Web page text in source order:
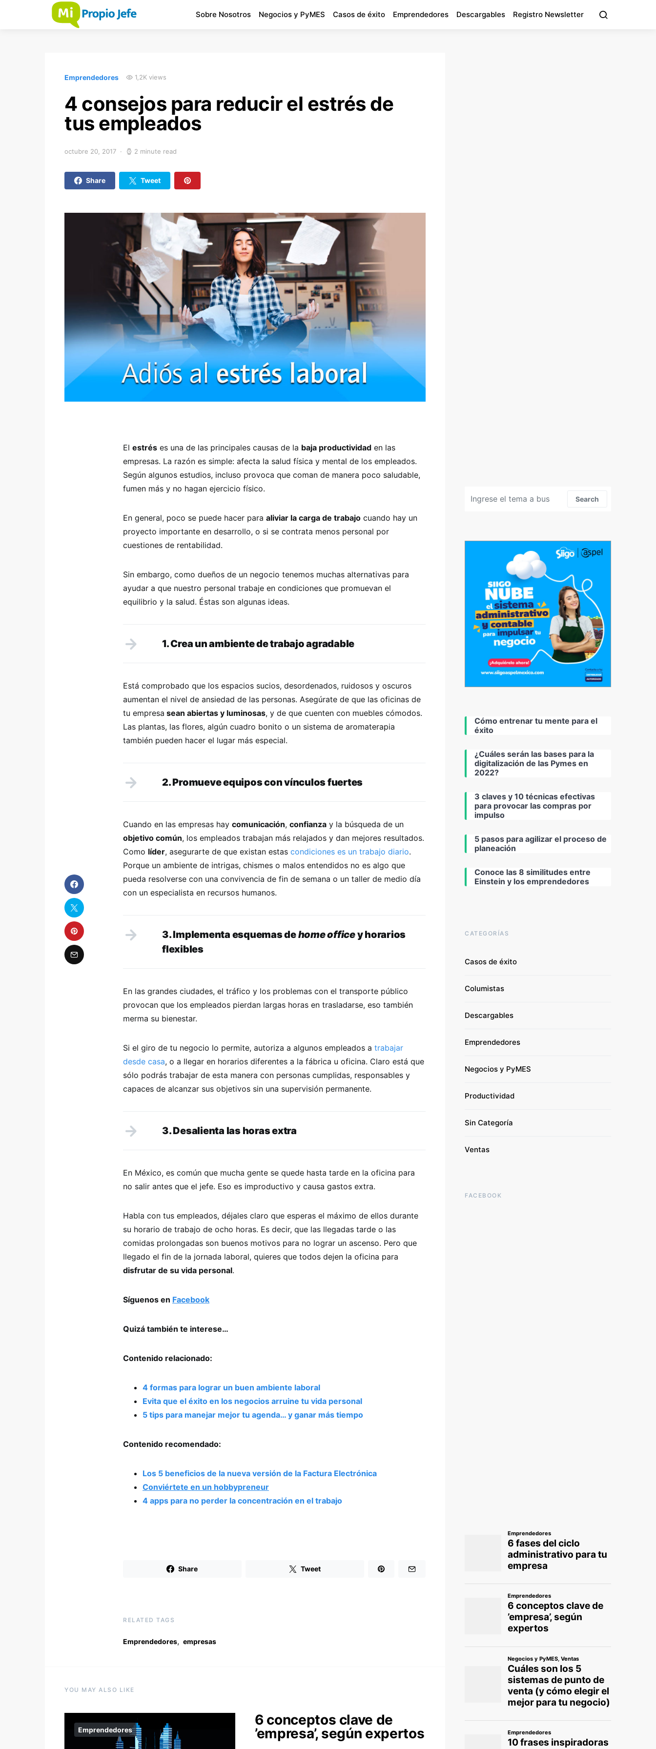
Sobre Nosotros Negocios y PyMES Casos de éxito Emprendedores Descargables Registro Newsletter
Emprendedores 1,2K views
4 consejos para reducir el estrés de
tus empleados
octubre 20, 2017 2 minute read
Share Tweet
El estrés es una de las principales causas de la baja productividad en las
empresas. La razón es simple: afecta la salud física y mental de los empleados.
Según algunos estudios, incluso provoca que coman de manera poco saludable,
fumen más y no hagan ejercicio físico.
En general, poco se puede hacer para aliviar la carga de trabajo cuando hay un
proyecto importante en desarrollo, o si se contrata menos personal por
cuestiones de rentabilidad.
Sin embargo, como dueños de un negocio tenemos muchas alternativas para
ayudar a que nuestro personal trabaje en condiciones que promuevan el
equilibrio y la salud. Éstas son algunas ideas.
1. Crea un ambiente de trabajo agradable
Está comprobado que los espacios sucios, desordenados, ruidosos y oscuros
aumentan el nivel de ansiedad de las personas. Asegúrate de que las oficinas de
tu empresa sean abiertas y luminosas, y de que cuenten con muebles cómodos.
Las plantas, las flores, algún cuadro bonito o un sistema de aromaterapia
también pueden hacer el lugar más especial.
2. Promueve equipos con vínculos fuertes
Cuando en las empresas hay comunicación, confianza y la búsqueda de un
objetivo común, los empleados trabajan más relajados y dan mejores resultados.
Como líder, asegurarte de que existan estas condiciones es un trabajo diario.
Porque un ambiente de intrigas, chismes o malos entendidos no es algo que
pueda resolverse con una convivencia de fin de semana o un taller de medio día
con un especialista en recursos humanos.
3. Implementa esquemas dehome officey horarios
flexibles
En las grandes ciudades, el tráfico y los problemas con el transporte público
provocan que los empleados pierdan largas horas en trasladarse, eso también
merma su bienestar.
Si el giro de tu negocio lo permite, autoriza a algunos empleados a trabajar
desde casa, o a llegar en horarios diferentes a la fábrica u oficina. Claro está que
sólo podrás trabajar de esta manera con personas cumplidas, responsables y
capaces de alcanzar sus objetivos sin una supervisión permanente.
3. Desalienta las horas extra
En México, es común que mucha gente se quede hasta tarde en la oficina para
no salir antes que el jefe. Eso es improductivo y causa gastos extra.
Habla con tus empleados, déjales claro que esperas el máximo de ellos durante
su horario de trabajo de ocho horas. Es decir, que las llegadas tarde o las
comidas prolongadas son buenos motivos para no lograr un ascenso. Pero que
llegado el fin de la jornada laboral, quieres que todos dejen la oficina para
disfrutar de su vida personal.
Síguenos en Facebook
Quizá también te interese…
Contenido relacionado:
4 formas para lograr un buen ambiente laboral
Evita que el éxito en los negocios arruine tu vida personal
5 tips para manejar mejor tu agenda… y ganar más tiempo
Contenido recomendado:
Los 5 beneficios de la nueva versión de la Factura Electrónica
Conviértete en un hobbypreneur
4 apps para no perder la concentración en el trabajo
Share Tweet
RELATED TAGS
Emprendedores, empresas
YOU MAY ALSO LIKE
Emprendedores
6 conceptos clave de
’empresa’, según expertos
Search
Cómo entrenar tu mente para el
éxito
¿Cuáles serán las bases para la
digitalización de las Pymes en
2022?
3 claves y 10 técnicas efectivas
para provocar las compras por
impulso
5 pasos para agilizar el proceso de
planeación
Conoce las 8 similitudes entre
Einstein y los emprendedores
CATEGORÍAS
Casos de éxito
Columistas
Descargables
Emprendedores
Negocios y PyMES
Productividad
Sin Categoría
Ventas
FACEBOOK